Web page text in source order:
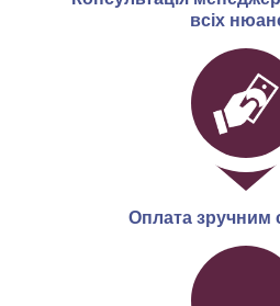
всіх
Оплата зручним